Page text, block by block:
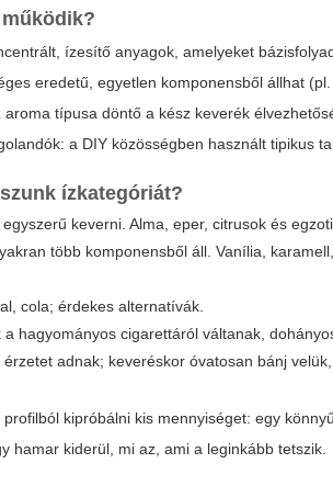
ízesítő anyagok, amelyeket
eredetű, egyetlen komponensből állhat
típusa döntő a kész keverék
a DIY közösségben használt tipikus
ízkategóriát?
keverni. Alma, eper, citrusok és
több komponensből áll. Vanília,
cola; érdekes alternatívák.
a hagyományos cigarettáról váltanak,
adnak; keveréskor óvatosan bánj
kipróbálni kis mennyiséget: egy
hamar kiderül, mi az, ami a leginkább tetszik.